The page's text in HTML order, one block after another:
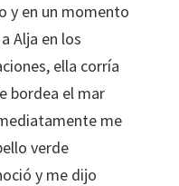
y en un momento
Alja en los
ella corría
bordea el mar
me
verde
y me dijo